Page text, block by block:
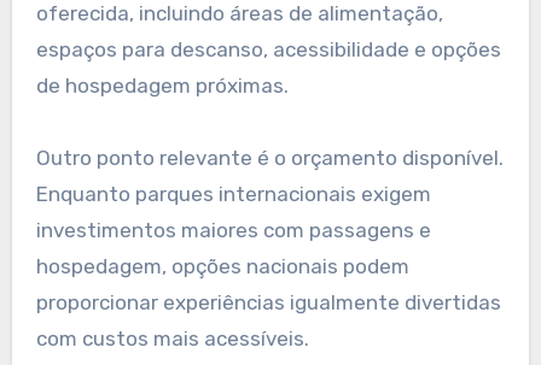
oferecida, incluindo áreas de alimentação,
espaços para descanso, acessibilidade e opções
de hospedagem próximas.
Outro ponto relevante é o orçamento disponível.
Enquanto parques internacionais exigem
investimentos maiores com passagens e
hospedagem, opções nacionais podem
proporcionar experiências igualmente divertidas
com custos mais acessíveis.